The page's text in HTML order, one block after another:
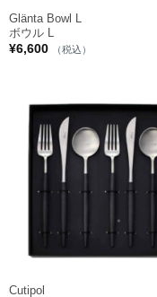
Glänta Bowl L
ボウル L
¥6,600 （税込）
Cutipol